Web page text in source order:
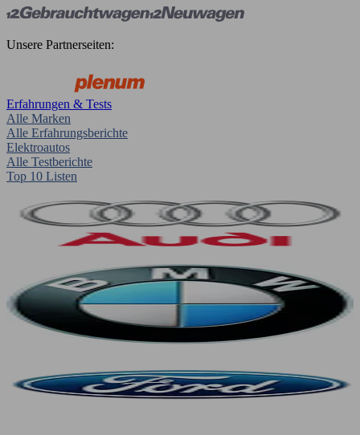
Unsere Partnerseiten:
Erfahrungen & Tests
Alle Marken
Alle Erfahrungsberichte
Elektroautos
Alle Testberichte
Top 10 Listen